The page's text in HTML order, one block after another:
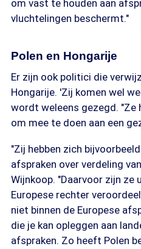
om vast te houden aan
vluchtelingen beschermt."
Polen en Hongarije
Er zijn ook politici die
Hongarije. 'Zij komen wel
wordt weleens gezegd. "Ze
om mee te doen aan een
"Zij hebben zich
afspraken over verdeling
Wijnkoop. "Daarvoor zijn ze
Europese rechter
niet binnen de Europese
die je kan opleggen aan
afspraken. Zo heeft Polen